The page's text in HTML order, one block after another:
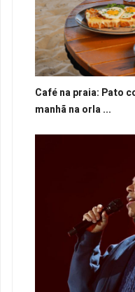
Café na praia: Pato
manhã na orla ...